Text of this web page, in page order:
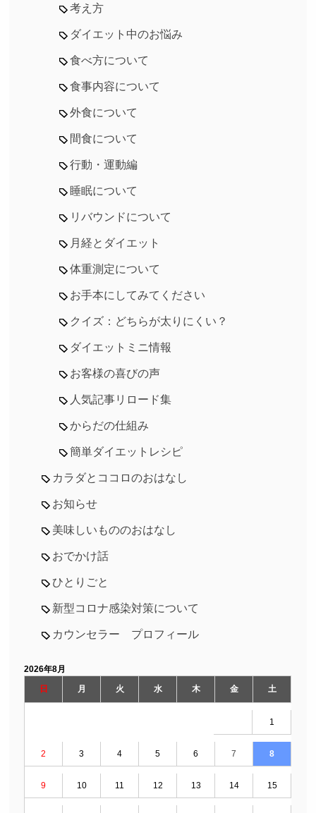
考え方
ダイエット中のお悩み
食べ方について
食事内容について
外食について
間食について
行動・運動編
睡眠について
リバウンドについて
月経とダイエット
体重測定について
お手本にしてみてください
クイズ：どちらが太りにくい？
ダイエットミニ情報
お客様の喜びの声
人気記事リロード集
からだの仕組み
簡単ダイエットレシピ
カラダとココロのおはなし
お知らせ
美味しいもののおはなし
おでかけ話
ひとりごと
新型コロナ感染対策について
カウンセラー プロフィール
2026年8月
日
月 火 水 木 金 土
1
2 3 4 5 6 7 8
9 10 11 12 13 14 15